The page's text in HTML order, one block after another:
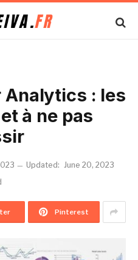
Analytics : les
à ne pas
Updated: June 20, 2023
Pinterest